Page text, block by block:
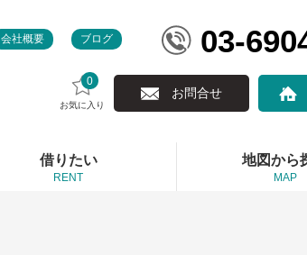
会社概要 ブログ 03-
0
お気に入り
お問合せ
借りたい
RENT
地図から
MAP